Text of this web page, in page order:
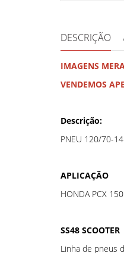
DESCRIÇÃO
IMAGENS
VENDEMOS
Descrição:
PNEU 120/70-
APLICAÇÃO
HONDA PCX
SS48 SCOOTER
Linha de pneus